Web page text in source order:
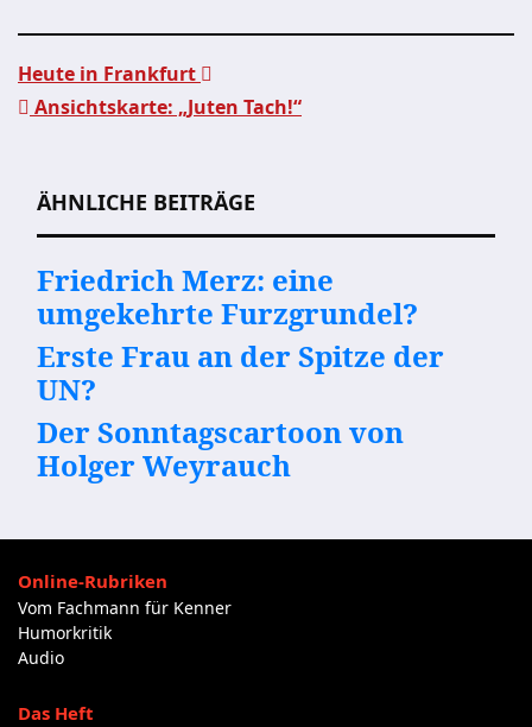
Heute in Frankfurt
Ansichtskarte: „Juten Tach!“
ÄHNLICHE BEITRÄGE
Friedrich Merz: eine
umgekehrte Furzgrundel?
Erste Frau an der Spitze der
UN?
Der Sonntagscartoon von
Holger Weyrauch
Online-Rubriken
Vom Fachmann für Kenner
Humorkritik
Audio
Das Heft